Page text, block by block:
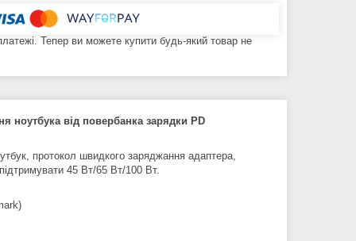
Тепер ви можете купити будь-який товар не
ноутбука від повербанка зарядки PD
протокол швидкого заряджання адаптера,
45 Вт/65 Вт/100 Вт.